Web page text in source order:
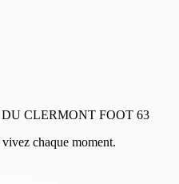
CLERMONT FOOT 63
chaque moment.